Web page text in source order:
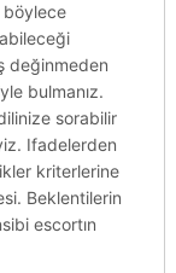
böylece
değinmeden
bulmanız.
sorabilir
Ifadelerden
kriterlerine
Beklentilerin
escortın